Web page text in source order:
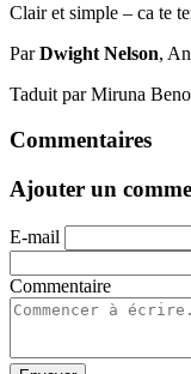
Clair et simple – ca te
ParDwight Nelson,
Taduit par Miruna
Commentaires
Ajouter un
E-mail
Commentaire